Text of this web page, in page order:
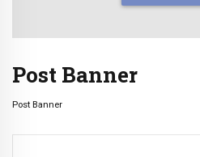
Post Banner
Post Banner